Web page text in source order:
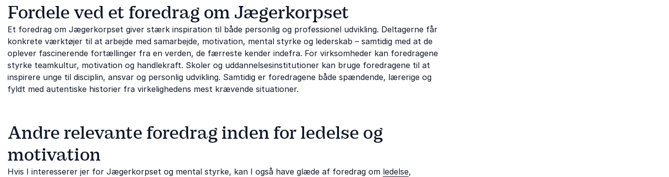
Fordele ved et foredrag om Jægerkorpset
Et foredrag om Jægerkorpset giver stærk inspiration til både personlig og professionel udvikling. Deltagerne får
konkrete værktøjer til at arbejde med samarbejde, motivation, mental styrke og lederskab – samtidig med at de
oplever fascinerende fortællinger fra en verden, de færreste kender indefra. For virksomheder kan foredragene
styrke teamkultur, motivation og handlekraft. Skoler og uddannelsesinstitutioner kan bruge foredragene til at
inspirere unge til disciplin, ansvar og personlig udvikling. Samtidig er foredragene både spændende, lærerige og
fyldt med autentiske historier fra virkelighedens mest krævende situationer.
Andre relevante foredrag inden for ledelse og
motivation
Hvis I interesserer jer for Jægerkorpset og mental styrke, kan I også have glæde af foredrag om ledelse,